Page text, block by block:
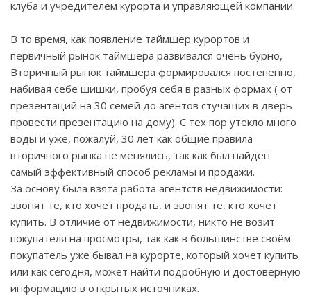
клуба и учредителем курорта и управляющей компании.
В то время, как появление таймшер курортов и
первичный рынок таймшера развивался очень бурно,
Вторичный рынок таймшера формировался постепенно,
набивая себе шишки, пробуя себя в разных формах ( от
презентаций на 30 семей до агентов стучащих в дверь
провести презентацию на дому). С тех пор утекло много
воды и уже, пожалуй, 30 лет как общие правила
вторичного рынка не менялись, так как был найден
самый эффективный способ рекламы и продажи.
За основу была взята работа агентств недвижимости:
звонят те, кто хочет продать, и звонят те, кто хочет
купить. В отличие от недвижимости, никто не возит
покупателя на просмотры, так как в большинстве своём
покупатель уже бывал на курорте, который хочет купить
или как сегодня, может найти подробную и достоверную
информацию в открытых источниках.